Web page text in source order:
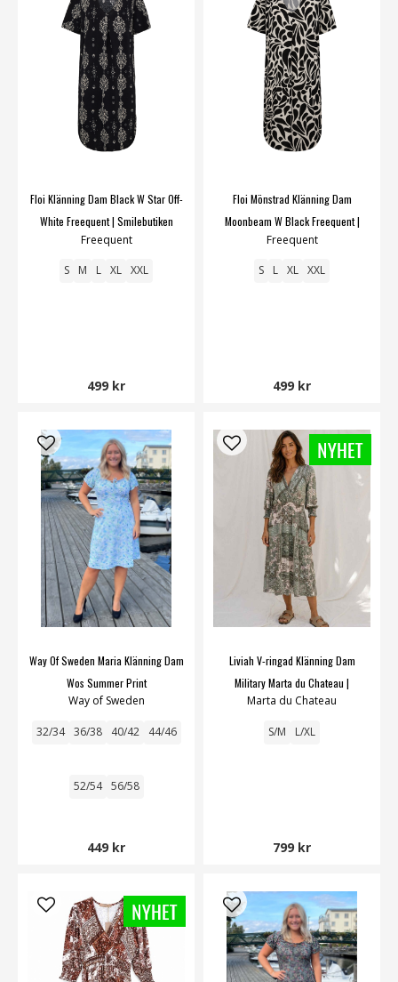
Floi Klänning Dam Black W Star Off-
White Freequent | Smilebutiken
Freequent
S M L XL XXL
499 kr
Floi Mönstrad Klänning Dam
Moonbeam W Black Freequent |
Smilebutiken
Freequent
S L XL XXL
499 kr
Way Of Sweden Maria Klänning Dam
Wos Summer Print
Way of Sweden
32/34 36/38 40/42 44/46
52/54 56/58
449 kr
Liviah V-ringad Klänning Dam
Military Marta du Chateau |
Smilebutiken
Marta du Chateau
S/M L/XL
799 kr